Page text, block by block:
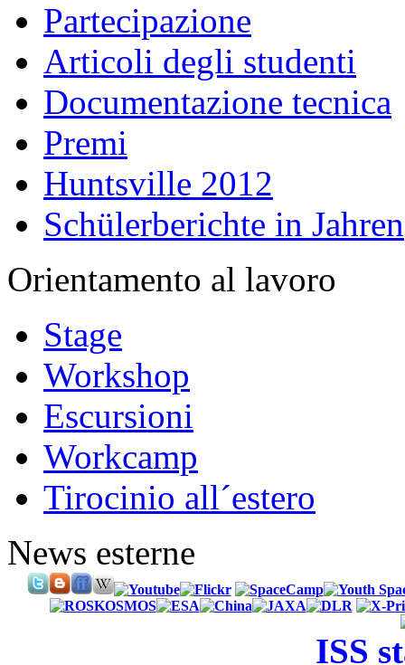
Partecipazione
Articoli degli studenti
Documentazione tecnica
Premi
Huntsville 2012
Schülerberichte in Jahren
Orientamento al lavoro
Stage
Workshop
Escursioni
Workcamp
Tirocinio all´estero
News esterne
ISS